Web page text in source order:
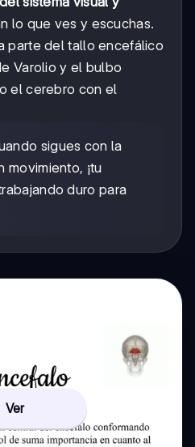
lo que ves y escuchas.
parte del tallo encefálico
Varolio y el bulbo
el cerebro con el
sigues con la
movimiento, ¡tu
duro para
Ver